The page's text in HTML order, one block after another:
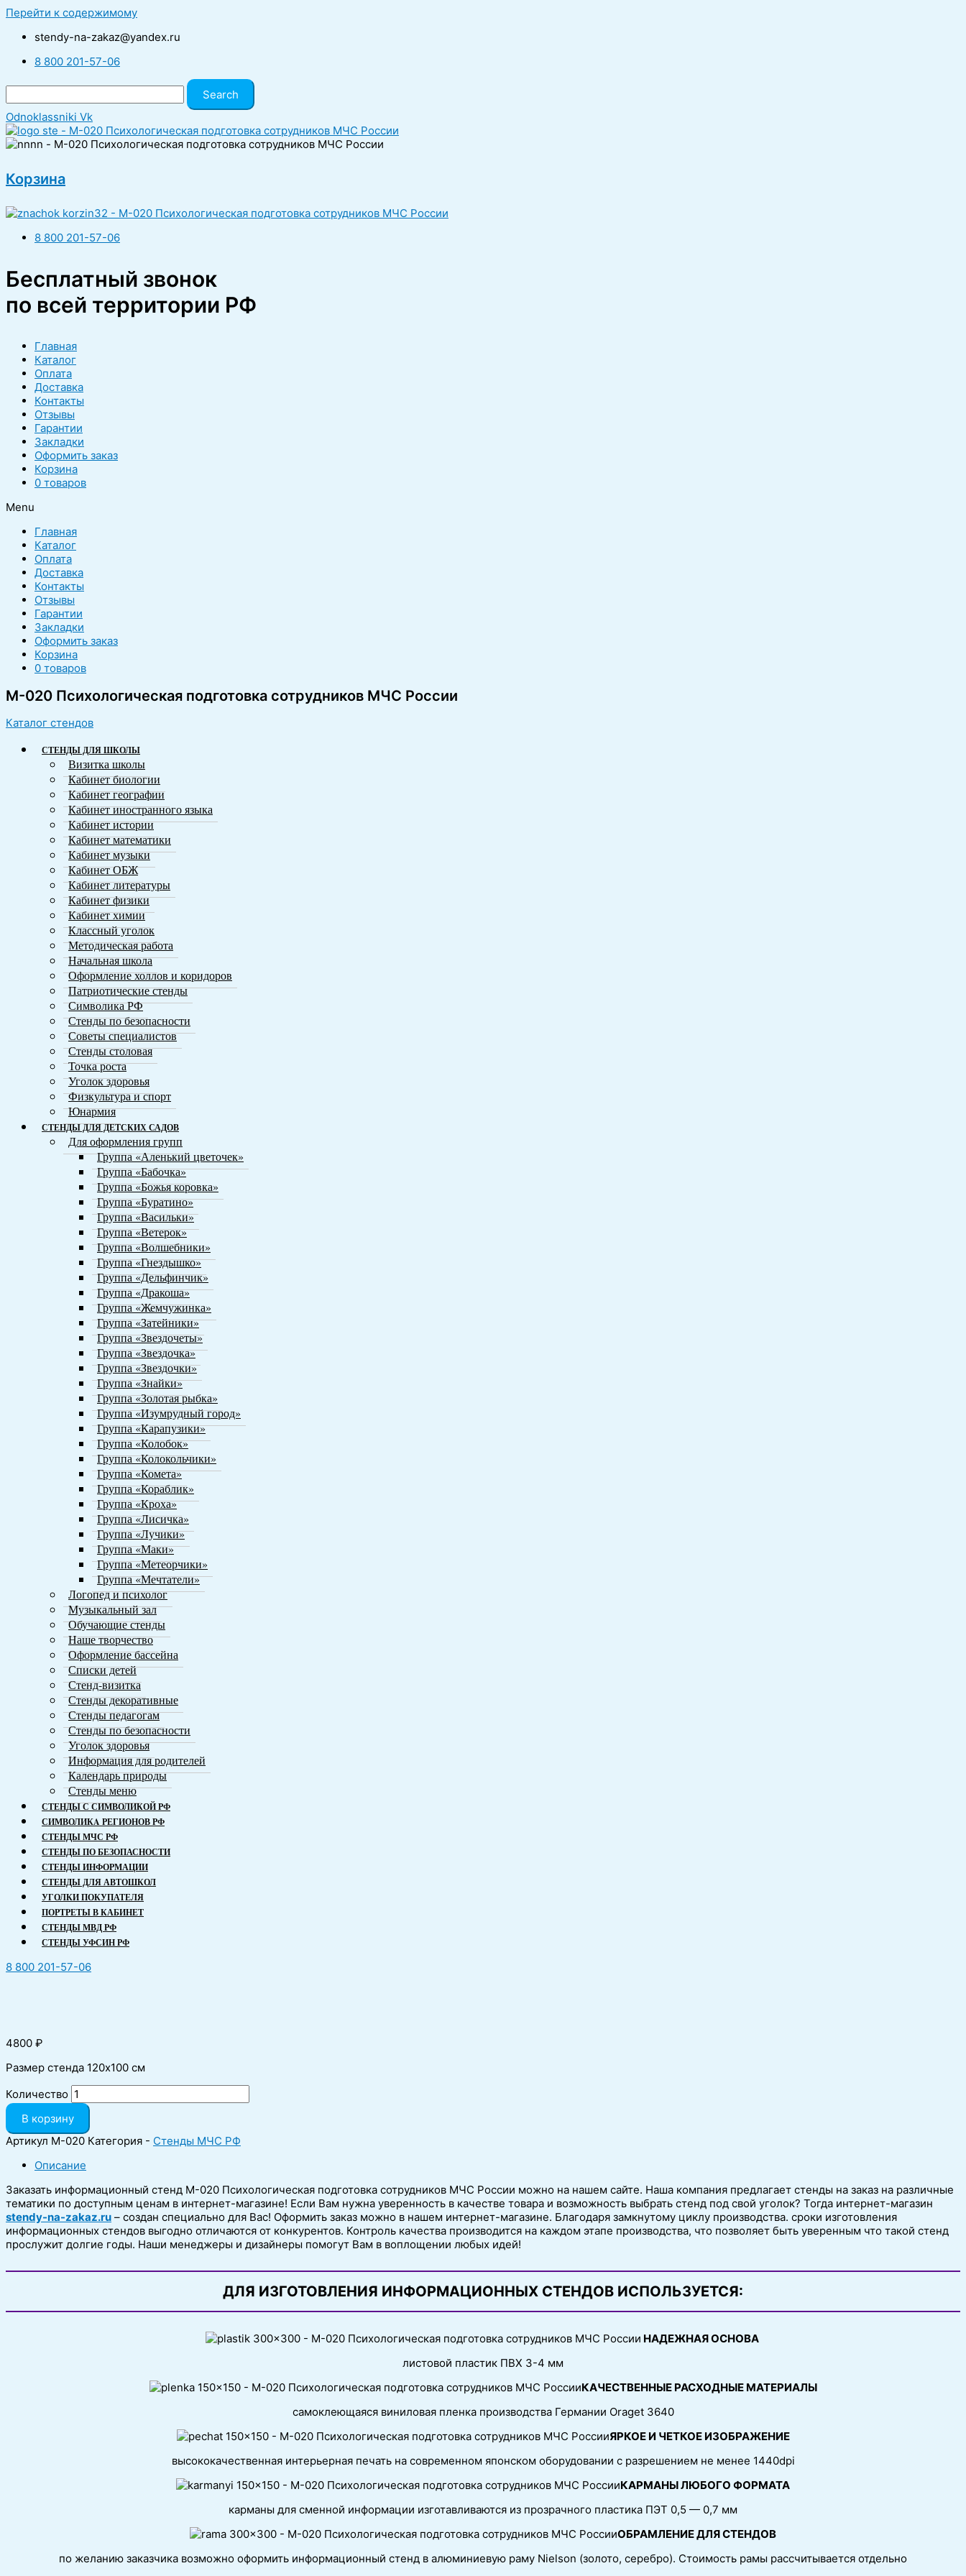
Перейти к содержимому
stendy-na-zakaz@yandex.ru
8 800 201-57-06
Search
Odnoklassniki Vk
Корзина
8 800 201-57-06
Бесплатный звонок
по всей территории РФ
Главная
Каталог
Оплата
Доставка
Контакты
Отзывы
Гарантии
Закладки
Оформить заказ
Корзина
0 товаров
Menu
Главная
Каталог
Оплата
Доставка
Контакты
Отзывы
Гарантии
Закладки
Оформить заказ
Корзина
0 товаров
М-020 Психологическая подготовка сотрудников МЧС России
Каталог стендов
СТЕНДЫ ДЛЯ ШКОЛЫ
Визитка школы
Кабинет биологии
Кабинет географии
Кабинет иностранного языка
Кабинет истории
Кабинет математики
Кабинет музыки
Кабинет ОБЖ
Кабинет литературы
Кабинет физики
Кабинет химии
Классный уголок
Методическая работа
Начальная школа
Оформление холлов и коридоров
Патриотические стенды
Символика РФ
Стенды по безопасности
Советы специалистов
Стенды столовая
Точка роста
Уголок здоровья
Физкультура и спорт
Юнармия
СТЕНДЫ ДЛЯ ДЕТСКИХ САДОВ
Для оформления групп
Группа «Аленький цветочек»
Группа «Бабочка»
Группа «Божья коровка»
Группа «Буратино»
Группа «Васильки»
Группа «Ветерок»
Группа «Волшебники»
Группа «Гнездышко»
Группа «Дельфинчик»
Группа «Дракоша»
Группа «Жемчужинка»
Группа «Затейники»
Группа «Звездочеты»
Группа «Звездочка»
Группа «Звездочки»
Группа «Знайки»
Группа «Золотая рыбка»
Группа «Изумрудный город»
Группа «Карапузики»
Группа «Колобок»
Группа «Колокольчики»
Группа «Комета»
Группа «Кораблик»
Группа «Кроха»
Группа «Лисичка»
Группа «Лучики»
Группа «Маки»
Группа «Метеорчики»
Группа «Мечтатели»
Логопед и психолог
Музыкальный зал
Обучающие стенды
Наше творчество
Оформление бассейна
Списки детей
Стенд-визитка
Стенды декоративные
Стенды педагогам
Стенды по безопасности
Уголок здоровья
Информация для родителей
Календарь природы
Стенды меню
СТЕНДЫ С СИМВОЛИКОЙ РФ
СИМВОЛИКA РЕГИОНОВ РФ
СТЕНДЫ МЧС РФ
СТЕНДЫ ПО БЕЗОПАСНОСТИ
СТЕНДЫ ИНФОРМАЦИИ
СТЕНДЫ ДЛЯ АВТОШКОЛ
УГОЛКИ ПОКУПАТЕЛЯ
ПОРТРЕТЫ В КАБИНЕТ
СТЕНДЫ МВД РФ
СТЕНДЫ УФСИН РФ
8 800 201-57-06
4800 ₽
Размер стенда 120х100 см
Количество
В корзину
Артикул М-020 Категория - Стенды МЧС РФ
Описание
Заказать информационный стенд М-020 Психологическая подготовка сотрудников МЧС России можно на нашем сайте. Наша компания предлагает стенды на заказ на различные
тематики по доступным ценам в интернет-магазине! Если Вам нужна уверенность в качестве товара и возможность выбрать стенд под свой уголок? Тогда интернет-магазин
stendy-na-zakaz.ru – создан специально для Вас! Оформить заказ можно в нашем интернет-магазине. Благодаря замкнутому циклу производства. сроки изготовления
информационных стендов выгодно отличаются от конкурентов. Контроль качества производится на каждом этапе производства, что позволяет быть уверенным что такой стенд
прослужит долгие годы. Наши менеджеры и дизайнеры помогут Вам в воплощении любых идей!
ДЛЯ ИЗГОТОВЛЕНИЯ ИНФОРМАЦИОННЫХ СТЕНДОВ ИСПОЛЬЗУЕТСЯ:
НАДЕЖНАЯ ОСНОВА
листовой пластик ПВХ 3-4 мм
КАЧЕСТВЕННЫЕ РАСХОДНЫЕ МАТЕРИАЛЫ
самоклеющаяся виниловая пленка производства Германии Oraget 3640
ЯРКОЕ И ЧЕТКОЕ ИЗОБРАЖЕНИЕ
высококачественная интерьерная печать на современном японском оборудовании с разрешением не менее 1440dpi
КАРМАНЫ ЛЮБОГО ФОРМАТА
карманы для сменной информации изготавливаются из прозрачного пластика ПЭТ 0,5 — 0,7 мм
ОБРАМЛЕНИЕ ДЛЯ СТЕНДОВ
по желанию заказчика возможно оформить информационный стенд в алюминиевую раму Nielson (золото, серебро). Стоимость рамы рассчитывается отдельно